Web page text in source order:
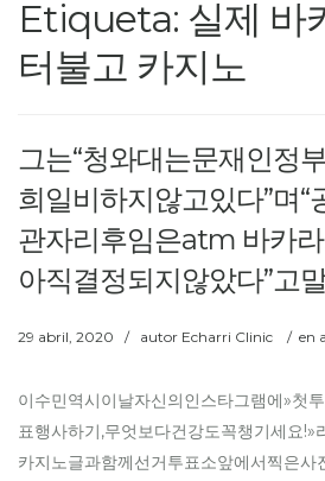
Etiqueta: 실제 바
터불고 카지노
그는“청와대는문재인정
희일비하지않고있다”며“
관자리후임은atm 바카
아직결정되지않았다”고
29 abril, 2020 / autor Echarri Clinic / en
이수민역시이날자신의인스타그램에»첫
표행사하기,무엇보다건강도꼭챙기세요!»
카지노글과함께선거투표소앞에서찍은사